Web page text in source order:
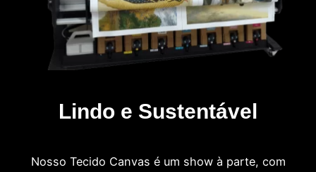
Lindo e Sustentável
Nosso Tecido Canvas é um show à parte, com